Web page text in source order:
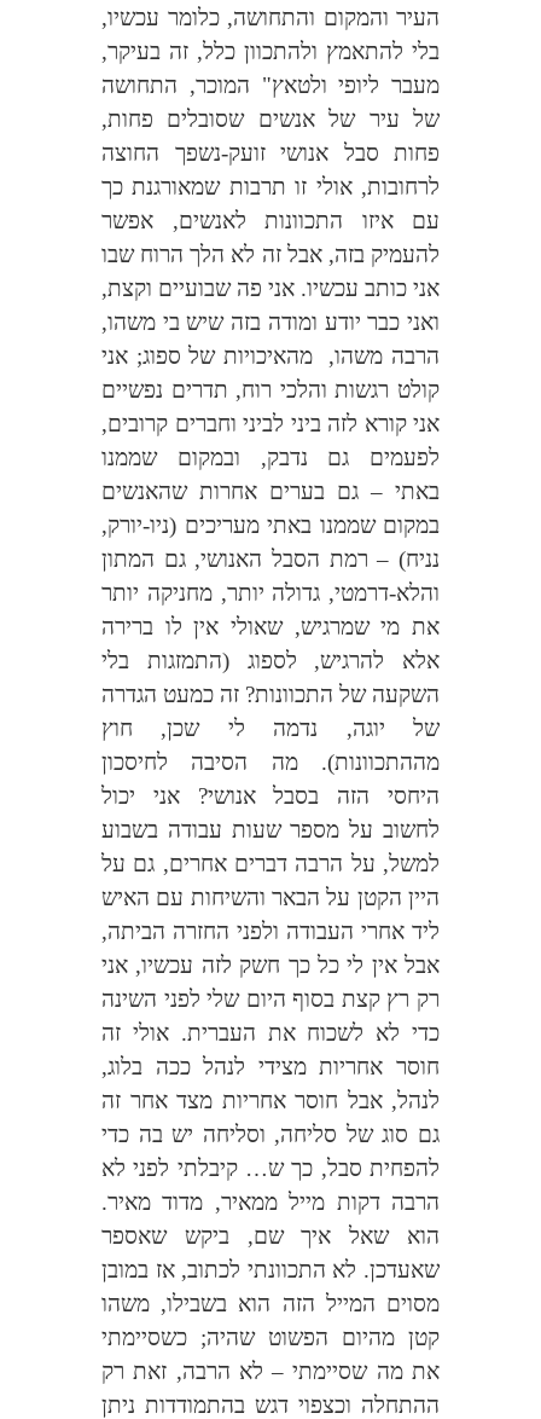
העיר והמקום והתחושה, כלומר עכשיו,
בלי להתאמץ ולהתכוון כלל, זה בעיקר,
מעבר ליופי ולטאץ" המוכר, התחושה
של עיר של אנשים שסובלים פחות,
פחות סבל אנושי זועק-נשפך החוצה
לרחובות, אולי זו תרבות שמאורגנת כך
עם איזו התכוונות לאנשים, אפשר
להעמיק בזה, אבל זה לא הלך הרוח שבו
אני כותב עכשיו. אני פה שבועיים וקצת,
ואני כבר יודע ומודה בזה שיש בי משהו,
הרבה משהו,
מהאיכויות של ספוג; אני
קולט רגשות והלכי רוח, תדרים נפשיים
אני קורא לזה ביני לביני וחברים קרובים,
לפעמים גם נדבק, ובמקום שממנו
באתי – גם בערים אחרות שהאנשים
במקום שממנו באתי מעריכים (ניו-יורק,
נניח) – רמת הסבל האנושי, גם המתון
והלא-דרמטי, גדולה יותר, מחניקה יותר
את מי שמרגיש, שאולי אין לו ברירה
אלא להרגיש, לספוג (התמזגות בלי
השקעה של התכוונות? זה כמעט הגדרה
של יוגה, נדמה לי שכן, חוץ
מההתכוונות). מה הסיבה לחיסכון
היחסי הזה בסבל אנושי? אני יכול
לחשוב על מספר שעות עבודה בשבוע
למשל, על הרבה דברים אחרים, גם על
היין הקטן על הבאר והשיחות עם האיש
ליד אחרי העבודה ולפני החזרה הביתה,
אבל אין לי כל כך חשק לזה עכשיו, אני
רק רץ קצת בסוף היום שלי לפני השינה
כדי לא לשכוח את העברית. אולי זה
חוסר אחריות מצידי לנהל ככה בלוג,
לנהל, אבל חוסר אחריות מצד אחר זה
גם סוג של סליחה, וסליחה יש בה כדי
להפחית סבל, כך ש… קיבלתי לפני לא
הרבה דקות מייל ממאיר, מדוד מאיר.
הוא שאל איך שם, ביקש שאספר
שאעדכן. לא התכוונתי לכתוב, אז במובן
מסוים המייל הזה הוא בשבילו, משהו
קטן מהיום הפשוט שהיה; כשסיימתי
את מה שסיימתי – לא הרבה, זאת רק
ההתחלה וכצפוי דגש בהתמודדות ניתן